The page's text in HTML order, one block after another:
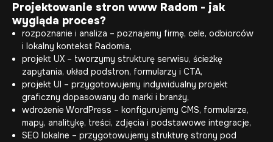
Projektowanie stron www Radom - jak
wygląda proces?
rozpoznanie i analiza – poznajemy firmę, cele, odbiorców
i lokalny kontekst Radomia,
projekt UX – tworzymy strukturę serwisu, ścieżkę
zapytania, układ podstron, formularzy i CTA,
projekt UI – przygotowujemy indywidualny projekt
graficzny dopasowany do marki i branży,
wdrożenie WordPress – konfigurujemy CMS, formularze,
mapy, analitykę, treści, zdjęcia i podstawowe integracje,
SEO lokalne – przygotowujemy strukturę strony pod